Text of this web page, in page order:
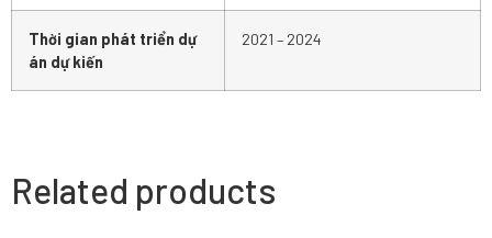
Thời gian phát triển dự
án dự kiến
2021 – 2024
Related products